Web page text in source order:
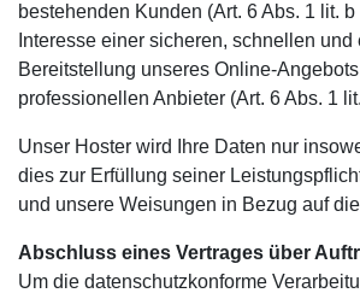
bestehenden Kunden (Art. 6 Abs. 1 lit.
Interesse einer sicheren, schnellen und
Bereitstellung unseres Online-
professionellen Anbieter (Art. 6 Abs. 1
Unser Hoster wird Ihre Daten nur
dies zur Erfüllung seiner
und unsere Weisungen in Bezug auf
Abschluss eines Vertrages über
Um die datenschutzkonforme